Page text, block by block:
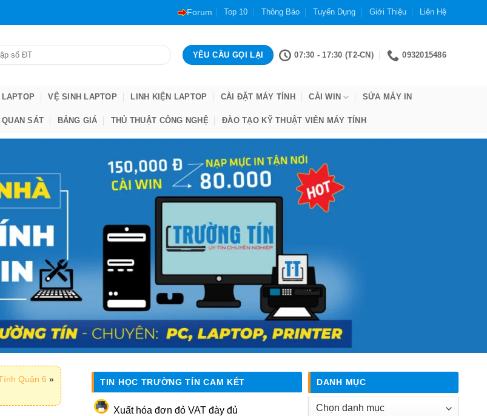
Forum Top 10 Thông Báo Tuyển Dụng Giới Thiệu Liên Hệ
07:30 - 17:30 (T2-CN) 0932015486
VỆ SINH LAPTOP LINH KIỆN LAPTOP CÀI ĐẶT MÁY TÍNH CÀI WIN SỬA MÁY IN
SÁT BẢNG GIÁ THỦ THUẬT CÔNG NGHỆ ĐÀO TẠO KỸ THUẬT VIÊN MÁY TÍNH
Quận 6 »
TIN HỌC TRƯỜNG TÍN CAM KẾT
Xuất hóa đơn đỏ VAT đày đủ
DANH MỤC
Danh